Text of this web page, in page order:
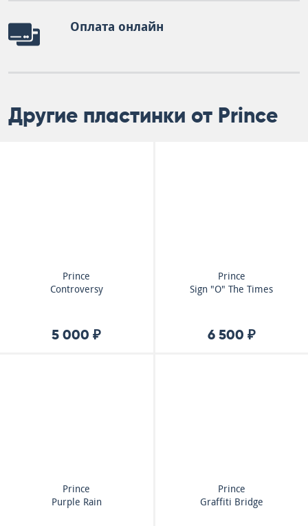
Оплата онлайн
Другие пластинки от Prince
Prince
Controversy
5 000 ₽
Prince
Sign "O" The Times
6 500 ₽
Prince
Purple Rain
Prince
Graffiti Bridge